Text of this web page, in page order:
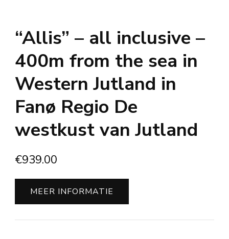
“Allis” – all inclusive –
400m from the sea in
Western Jutland in
Fanø Regio De
westkust van Jutland
€939.00
MEER INFORMATIE